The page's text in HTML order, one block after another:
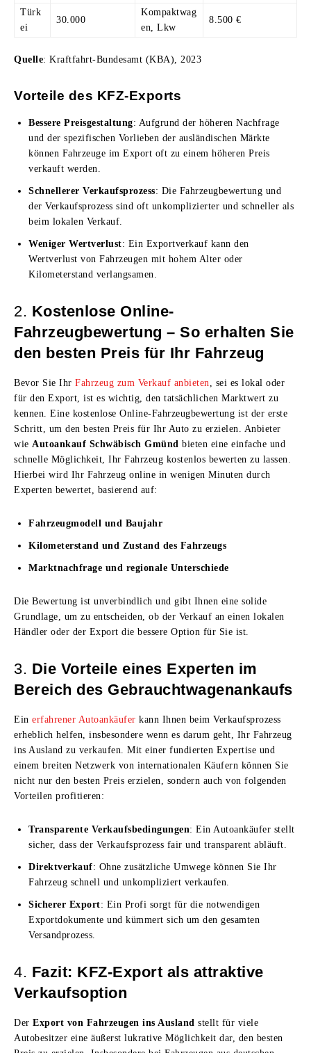
Türk
ei
30.000
Kompaktwag
en, Lkw
8.500 €
Quelle: Kraftfahrt-Bundesamt (KBA), 2023
Vorteile des KFZ-Exports
Bessere Preisgestaltung: Aufgrund der höheren Nachfrage
und der spezifischen Vorlieben der ausländischen Märkte
können Fahrzeuge im Export oft zu einem höheren Preis
verkauft werden.
Schnellerer Verkaufsprozess: Die Fahrzeugbewertung und
der Verkaufsprozess sind oft unkomplizierter und schneller als
beim lokalen Verkauf.
Weniger Wertverlust: Ein Exportverkauf kann den
Wertverlust von Fahrzeugen mit hohem Alter oder
Kilometerstand verlangsamen.
2. Kostenlose Online-
Fahrzeugbewertung – So erhalten Sie
den besten Preis für Ihr Fahrzeug
Bevor Sie Ihr Fahrzeug zum Verkauf anbieten, sei es lokal oder
für den Export, ist es wichtig, den tatsächlichen Marktwert zu
kennen. Eine kostenlose Online-Fahrzeugbewertung ist der erste
Schritt, um den besten Preis für Ihr Auto zu erzielen. Anbieter
wie Autoankauf Schwäbisch Gmünd bieten eine einfache und
schnelle Möglichkeit, Ihr Fahrzeug kostenlos bewerten zu lassen.
Hierbei wird Ihr Fahrzeug online in wenigen Minuten durch
Experten bewertet, basierend auf:
Fahrzeugmodell und Baujahr
Kilometerstand und Zustand des Fahrzeugs
Marktnachfrage und regionale Unterschiede
Die Bewertung ist unverbindlich und gibt Ihnen eine solide
Grundlage, um zu entscheiden, ob der Verkauf an einen lokalen
Händler oder der Export die bessere Option für Sie ist.
3. Die Vorteile eines Experten im
Bereich des Gebrauchtwagenankaufs
Ein erfahrener Autoankäufer kann Ihnen beim Verkaufsprozess
erheblich helfen, insbesondere wenn es darum geht, Ihr Fahrzeug
ins Ausland zu verkaufen. Mit einer fundierten Expertise und
einem breiten Netzwerk von internationalen Käufern können Sie
nicht nur den besten Preis erzielen, sondern auch von folgenden
Vorteilen profitieren:
Transparente Verkaufsbedingungen: Ein Autoankäufer stellt
sicher, dass der Verkaufsprozess fair und transparent abläuft.
Direktverkauf: Ohne zusätzliche Umwege können Sie Ihr
Fahrzeug schnell und unkompliziert verkaufen.
Sicherer Export: Ein Profi sorgt für die notwendigen
Exportdokumente und kümmert sich um den gesamten
Versandprozess.
4. Fazit: KFZ-Export als attraktive
Verkaufsoption
Der Export von Fahrzeugen ins Ausland stellt für viele
Autobesitzer eine äußerst lukrative Möglichkeit dar, den besten